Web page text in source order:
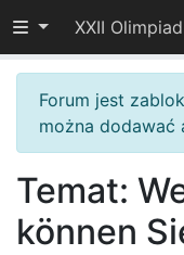
Przełącz widoczność
Forum jest
można dodawać
Temat:
können